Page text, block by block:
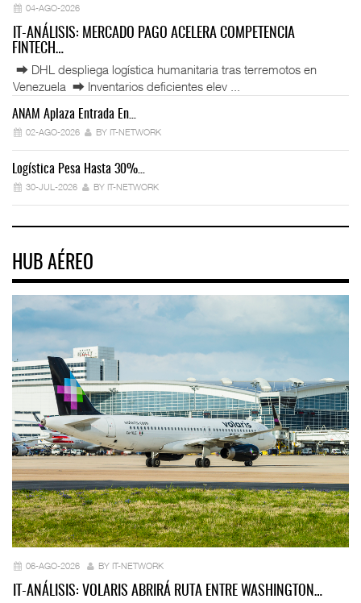
04-AGO-2026
IT-ANÁLISIS: MERCADO PAGO ACELERA COMPETENCIA
FINTECH…
⮕ DHL despliega logística humanitaria tras terremotos en
Venezuela ⮕ Inventarios deficientes elev ...
ANAM Aplaza Entrada En…
02-AGO-2026 BY IT-NETWORK
Logística Pesa Hasta 30%…
30-JUL-2026 BY IT-NETWORK
HUB AÉREO
06-AGO-2026 BY IT-NETWORK
IT-ANÁLISIS: VOLARIS ABRIRÁ RUTA ENTRE WASHINGTON…